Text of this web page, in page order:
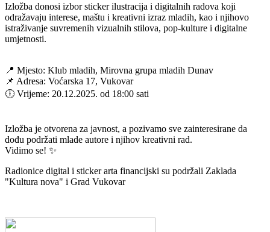
Izložba donosi izbor sticker ilustracija i digitalnih radova koji
odražavaju interese, maštu i kreativni izraz mladih, kao i njihovo
istraživanje suvremenih vizualnih stilova, pop-kulture i digitalne
umjetnosti.
📍 Mjesto: Klub mladih, Mirovna grupa mladih Dunav
📌 Adresa: Voćarska 17, Vukovar
🕕 Vrijeme: 20.12.2025. od 18:00 sati
Izložba je otvorena za javnost, a pozivamo sve zainteresirane da
dođu podržati mlade autore i njihov kreativni rad.
Vidimo se! ✨
Radionice digital i sticker arta financijski su podržali Zaklada
"Kultura nova" i Grad Vukovar